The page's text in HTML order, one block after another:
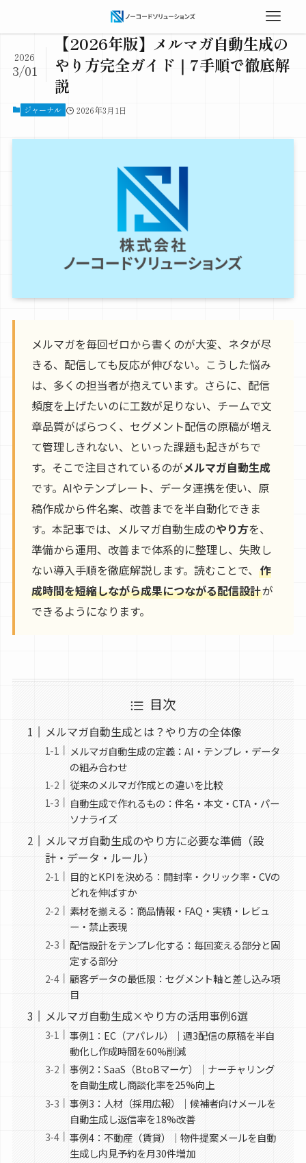
【2026年版】メルマガ自動生成の
やり方完全ガイド｜7手順で徹底解
説
2026
3/01
ジャーナル 2026年3月1日
メルマガを毎回ゼロから書くのが大変、ネタが尽
きる、配信しても反応が伸びない。こうした悩み
は、多くの担当者が抱えています。さらに、配信
頻度を上げたいのに工数が足りない、チームで文
章品質がばらつく、セグメント配信の原稿が増え
て管理しきれない、といった課題も起きがちで
す。そこで注目されているのがメルマガ自動生成
です。AIやテンプレート、データ連携を使い、原
稿作成から件名案、改善までを半自動化できま
す。本記事では、メルマガ自動生成のやり方を、
準備から運用、改善まで体系的に整理し、失敗し
ない導入手順を徹底解説します。読むことで、 作
成時間を短縮しながら成果につながる配信設計が
できるようになります。
目次
メルマガ自動生成とは？やり方の全体像
メルマガ自動生成の定義：AI・テンプレ・データ
の組み合わせ
従来のメルマガ作成との違いを比較
自動生成で作れるもの：件名・本文・CTA・パー
ソナライズ
メルマガ自動生成のやり方に必要な準備（設
計・データ・ルール）
目的とKPIを決める：開封率・クリック率・CVの
どれを伸ばすか
素材を揃える：商品情報・FAQ・実績・レビュ
ー・禁止表現
配信設計をテンプレ化する：毎回変える部分と固
定する部分
顧客データの最低限：セグメント軸と差し込み項
目
メルマガ自動生成×やり方の活用事例6選
事例1：EC（アパレル）｜週3配信の原稿を半自
動化し作成時間を60%削減
事例2：SaaS（BtoBマーケ）｜ナーチャリング
を自動生成し商談化率を25%向上
事例3：人材（採用広報）｜候補者向けメールを
自動生成し返信率を18%改善
事例4：不動産（賃貸）｜物件提案メールを自動
生成し内見予約を月30件増加